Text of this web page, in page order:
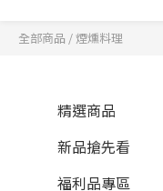
全部商品 /煙燻料理
精選商品
新品搶先看
福利品專區